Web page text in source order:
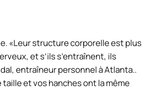
«Leur structure corporelle est plus
et s’ils s’entraînent, ils
entraîneur personnel à Atlanta..
et vos hanches ont la même